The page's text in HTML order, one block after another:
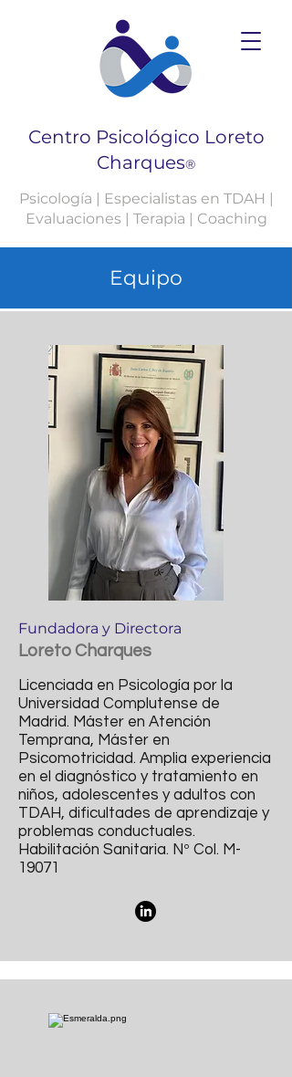
Centro Psicológico Loreto
Charques®
Psicología | Especialistas en TDAH |
Evaluaciones | Terapia | Coaching
Equipo
Fundadora y Directora
Loreto Charques
Licenciada en Psicología por la
Universidad Complutense de
Madrid. Máster en Atención
Temprana, Máster en
Psicomotricidad. Amplia experiencia
en el diagnóstico y tratamiento en
niños, adolescentes y adultos con
TDAH, dificultades de aprendizaje y
problemas conductuales.
Habilitación Sanitaria. Nº Col. M-
19071